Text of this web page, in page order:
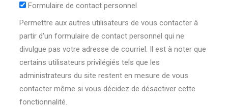
Formulaire de contact personnel
Permettre aux autres utilisateurs de vous contacter à
partir d'un formulaire de contact personnel qui ne
divulgue pas votre adresse de courriel. Il est à noter que
certains utilisateurs privilégiés tels que les
administrateurs du site restent en mesure de vous
contacter même si vous décidez de désactiver cette
fonctionnalité.